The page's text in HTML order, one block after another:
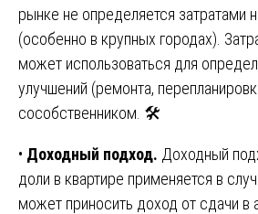
рынке не определяется затратами
(особенно в крупных городах).
может использоваться для
улучшений (ремонта,
сособственником. 🛠️
• Доходный подход. Доходный
доли в квартире применяется в
может приносить доход от сдачи в